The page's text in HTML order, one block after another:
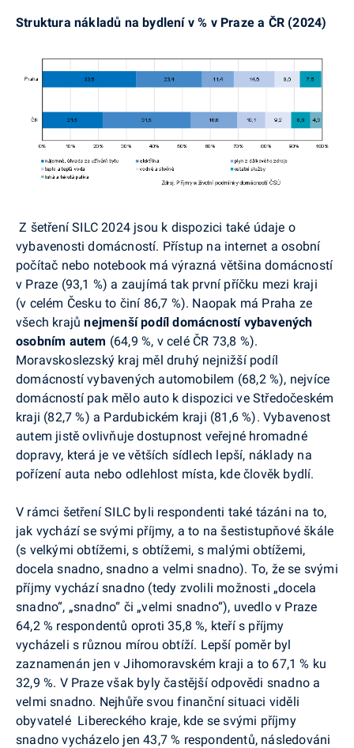
Struktura nákladů na bydlení v % v Praze a ČR (2024)
Z šetření SILC 2024 jsou k dispozici také údaje o
vybavenosti domácností. Přístup na internet a osobní
počítač nebo notebook má výrazná většina domácností
v Praze (93,1 %) a zaujímá tak první příčku mezi kraji
(v celém Česku to činí 86,7 %). Naopak má Praha ze
všech krajůnejmenší podíl domácností vybavených
osobním autem (64,9 %, v celé ČR 73,8 %).
Moravskoslezský kraj měl druhý nejnižší podíl
domácností vybavených automobilem (68,2 %), nejvíce
domácností pak mělo auto k dispozici ve Středočeském
kraji (82,7 %) a Pardubickém kraji (81,6 %). Vybavenost
autem jistě ovlivňuje dostupnost veřejné hromadné
dopravy, která je ve větších sídlech lepší, náklady na
pořízení auta nebo odlehlost místa, kde člověk bydlí.
V rámci šetření SILC byli respondenti také tázáni na to,
jak vychází se svými příjmy, a to na šestistupňové škále
(s velkými obtížemi, s obtížemi, s malými obtížemi,
docela snadno, snadno a velmi snadno). To, že se svými
příjmy vychází snadno (tedy zvolili možnosti „docela
snadno“, „snadno“ či „velmi snadno“), uvedlo v Praze
64,2 % respondentů oproti 35,8 %, kteří s příjmy
vycházeli s různou mírou obtíží. Lepší poměr byl
zaznamenán jen v Jihomoravském kraji a to 67,1 % ku
32,9 %. V Praze však byly častější odpovědi snadno a
velmi snadno. Nejhůře svou finanční situaci viděli
obyvatelé Libereckého kraje, kde se svými příjmy
snadno vycházelo jen 43,7 % respondentů, následováni